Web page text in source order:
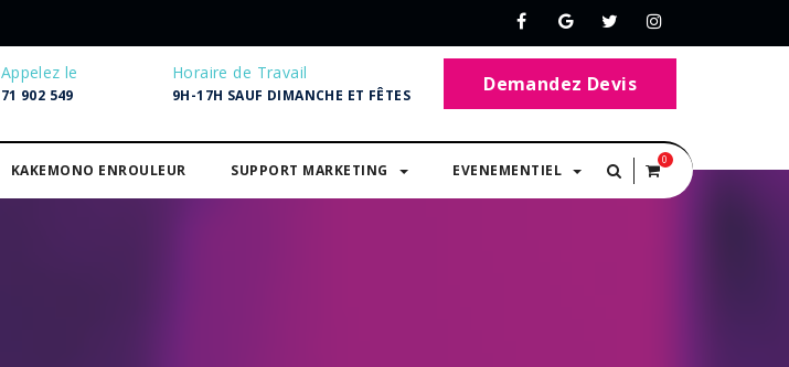
Appelez le
71 902 549
Horaire de Travail
9H-17H SAUF DIMANCHE ET FÊTES Demandez Devis
KAKEMONO ENROULEUR SUPPORT MARKETING EVENEMENTIEL
0